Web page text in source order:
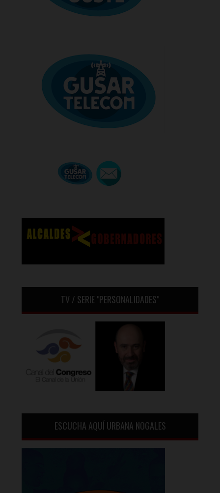
TV / SERIE "PERSONALIDADES"
ESCUCHA AQUÍ URBANA NOGALES